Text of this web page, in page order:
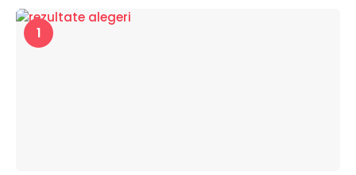
1